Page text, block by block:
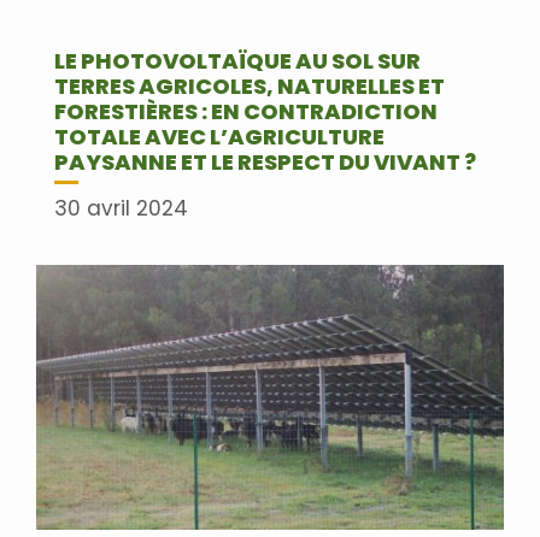
LE PHOTOVOLTAÏQUE AU SOL SUR
TERRES AGRICOLES, NATURELLES ET
FORESTIÈRES : EN CONTRADICTION
TOTALE AVEC L’AGRICULTURE
PAYSANNE ET LE RESPECT DU VIVANT ?
30 avril 2024